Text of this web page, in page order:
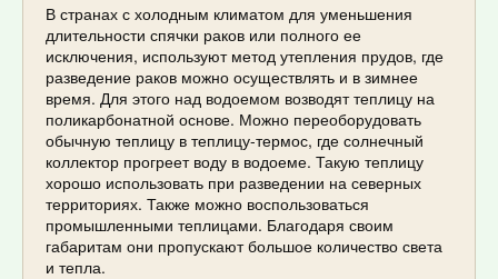
В странах с холодным климатом для уменьшения
длительности спячки раков или полного ее
исключения, используют метод утепления прудов, где
разведение раков можно осуществлять и в зимнее
время. Для этого над водоемом возводят теплицу на
поликарбонатной основе. Можно переоборудовать
обычную теплицу в теплицу-термос, где солнечный
коллектор прогреет воду в водоеме. Такую теплицу
хорошо использовать при разведении на северных
территориях. Также можно воспользоваться
промышленными теплицами. Благодаря своим
габаритам они пропускают большое количество света
и тепла.